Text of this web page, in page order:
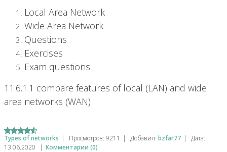
Local Area Network
Wide Area Network
Questions
Exercises
Exam questions
11.6.1.1 compare features of local (LAN) and wide
area networks (WAN)
Types of networks | Просмотров: 9211 | Добавил: bzfar77 |
Дата:
13.06.2020
| Комментарии (0)